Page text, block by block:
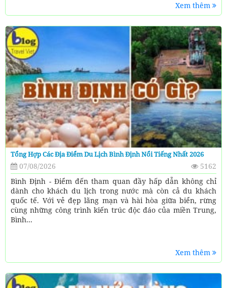
Xem thêm
Tổng Hợp Các Địa Điểm Du Lịch Bình Định Nổi Tiếng Nhất 2026
07/08/2026
5162
Bình Định - Điểm đến tham quan đầy hấp dẫn không chỉ
dành cho khách du lịch trong nước mà còn cả du khách
quốc tế. Với vẻ đẹp lãng mạn và hài hòa giữa biển, rừng
cùng những công trình kiến trúc độc đáo của miền Trung,
Bình...
Xem thêm